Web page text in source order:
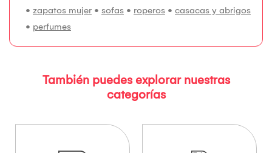
• zapatos mujer • sofas • roperos • casacas y abrigos
• perfumes
También puedes explorar nuestras
categorías